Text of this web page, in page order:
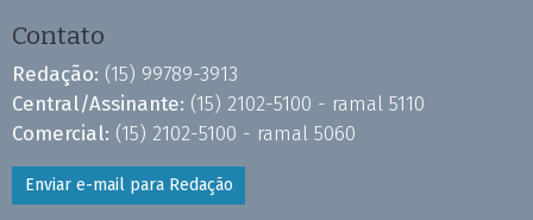
Contato
Redação: (15) 99789-3913
Central/Assinante: (15) 2102-5100 - ramal 5110
Comercial: (15) 2102-5100 - ramal 5060
Enviar e-mail para Redação